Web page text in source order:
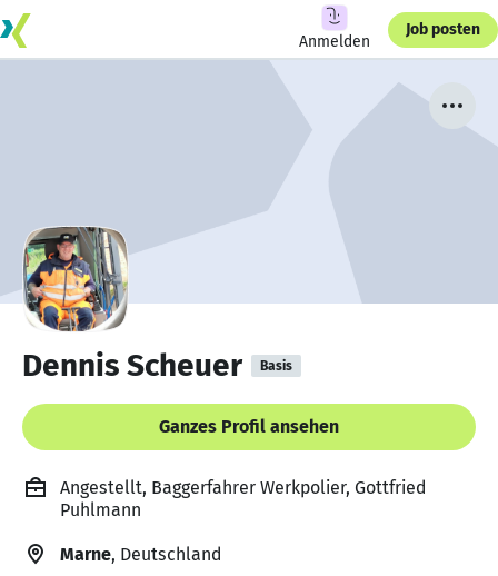
Anmelden
Job posten
Dennis Scheuer Basis
Ganzes Profil ansehen
Angestellt, Baggerfahrer Werkpolier, Gottfried
Puhlmann
Marne, Deutschland